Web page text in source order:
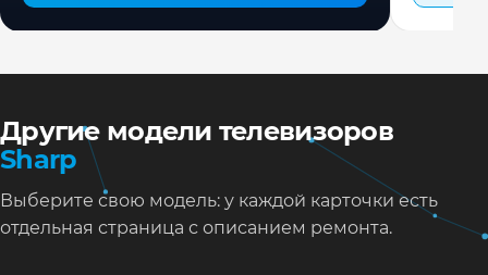
Другие модели телевизоров
Sharp
Выберите свою модель: у каждой карточки есть
отдельная страница с описанием ремонта.